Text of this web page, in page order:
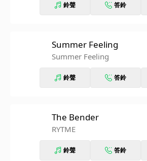
鈴聲 答鈴
Summer Feeling
Summer Feeling
鈴聲 答鈴
The Bender
RYTME
鈴聲 答鈴